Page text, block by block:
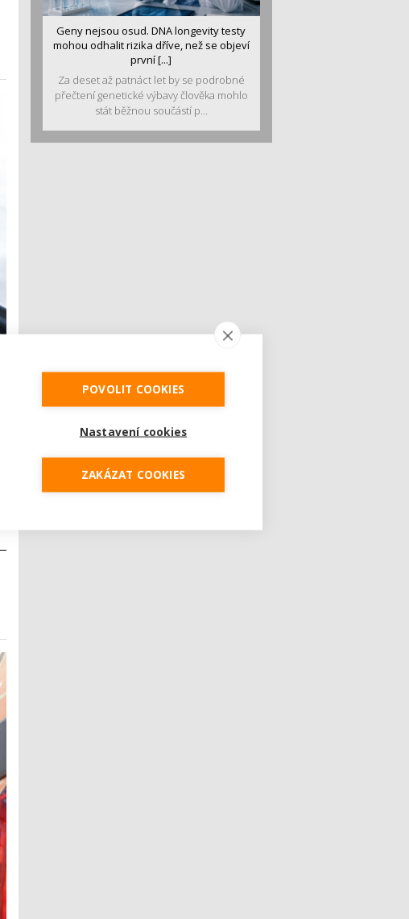
Geny nejsou osud. DNA longevity testy
mohou odhalit rizika dříve, než se objeví
první [...]
Za deset až patnáct let by se podrobné
přečtení genetické výbavy člověka mohlo
stát běžnou součástí p...
POVOLIT COOKIES
Nastavení cookies
ZAKÁZAT COOKIES